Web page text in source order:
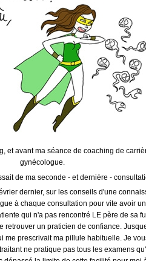
et avant ma séance de coaching de
gynécologue.
de ma seconde - et dernière -
dernier, sur les conseils d'une
à chaque consultation pour vite avoir
qui n'a pas rencontré LE père de sa
retrouver un praticien de confiance.
me prescrivait ma pillule habituelle. Je
ne pratique pas tous les examens